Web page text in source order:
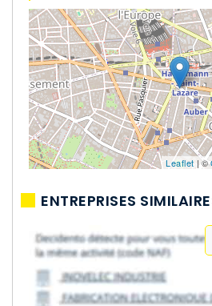
Leaflet| ©
ENTREPRISES